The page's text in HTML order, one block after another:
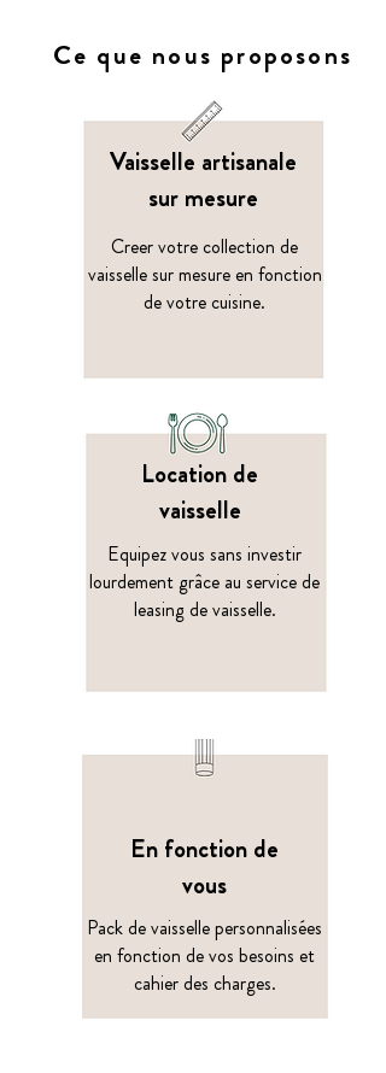
Ce que nous proposons
Creer votre collection de
vaisselle sur mesure en fonction
de votre cuisine.
Equipez vous sans investir
lourdement grâce au service de
leasing de vaisselle.
Pack de vaisselle personnalisées
en fonction de vos besoins et
cahier des charges.
Vaisselle artisanale
sur mesure
Location de
vaisselle
En fonction de
vous